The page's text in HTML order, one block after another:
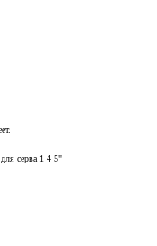
серва 1 4 5"